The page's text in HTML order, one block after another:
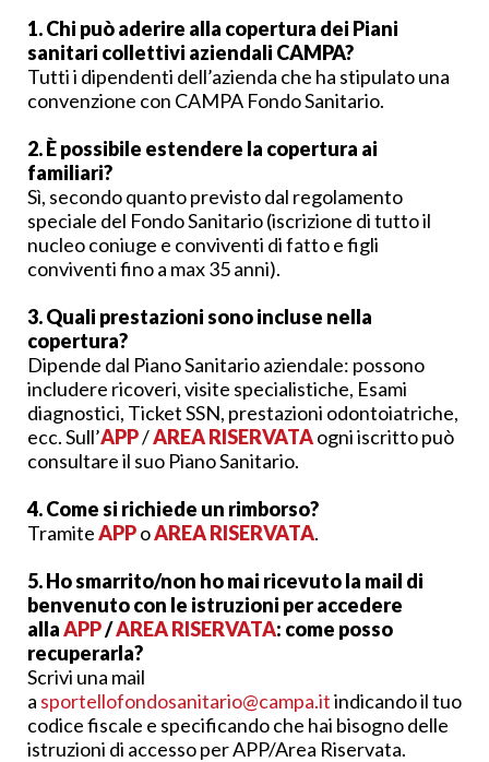
1. Chi può aderire alla copertura dei Piani
sanitari collettivi aziendali CAMPA?
Tutti i dipendenti dell’azienda che ha stipulato una
convenzione con CAMPA Fondo Sanitario.
2. È possibile estendere la copertura ai
familiari?
Sì, secondo quanto previsto dal regolamento
speciale del Fondo Sanitario (iscrizione di tutto il
nucleo coniuge e conviventi di fatto e figli
conviventi fino a max 35 anni).
3. Quali prestazioni sono incluse nella
copertura?
Dipende dal Piano Sanitario aziendale: possono
includere ricoveri, visite specialistiche, Esami
diagnostici, Ticket SSN, prestazioni odontoiatriche,
ecc. Sull’APP/AREA RISERVATAogni iscritto può
consultare il suo Piano Sanitario.
4. Come si richiede un rimborso?
TramiteAPPoAREA RISERVATA.
5. Ho smarrito/non ho mai ricevuto la mail di
benvenuto con le istruzioni per accedere
allaAPP/AREA RISERVATA: come posso
recuperarla?
Scrivi una mail
a sportellofondosanitario@campa.itindicando il tuo
codice fiscale e specificando che hai bisogno delle
istruzioni di accesso per APP/Area Riservata.